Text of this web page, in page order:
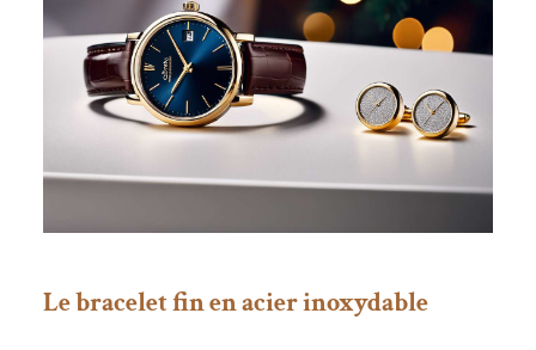
Le bracelet fin en acier inoxydable